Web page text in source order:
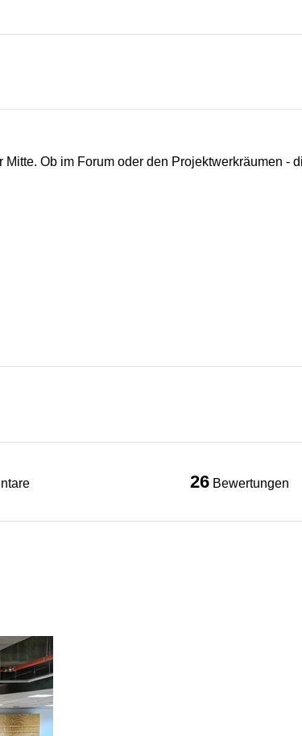
Ob im Forum oder den Projektwerkräumen -
26 Bewertungen